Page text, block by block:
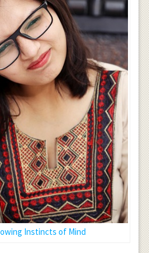
Instincts of Mind